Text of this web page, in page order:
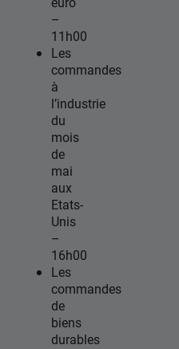
–
11h00
Les
commandes
à
l’industrie
du
mois
de
mai
aux
Etats-
Unis
–
16h00
Les
commandes
de
biens
durables